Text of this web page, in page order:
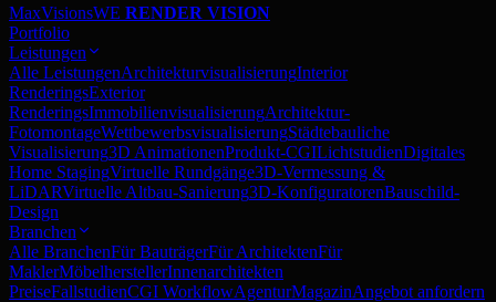
MaxVisionsWE RENDER VISION
Portfolio
Leistungen
Alle LeistungenArchitekturvisualisierungInterior
RenderingsExterior
RenderingsImmobilienvisualisierungArchitektur-
FotomontageWettbewerbsvisualisierungStädtebauliche
Visualisierung3D AnimationenProdukt-CGILichtstudienDigitales
Home StagingVirtuelle Rundgänge3D-Vermessung &
LiDARVirtuelle Altbau-Sanierung3D-KonfiguratorenBauschild-
Design
Branchen
Alle BranchenFür BauträgerFür ArchitektenFür
MaklerMöbelherstellerInnenarchitekten
PreiseFallstudienCGI WorkflowAgenturMagazinAngebot anfordern